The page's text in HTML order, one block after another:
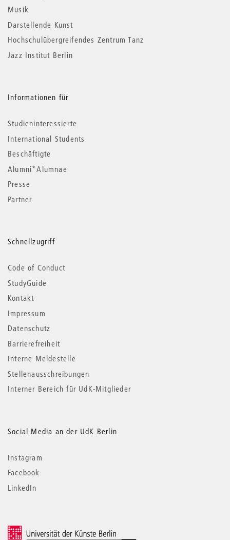
Musik
Darstellende Kunst
Hochschulübergreifendes Zentrum Tanz
Jazz Institut Berlin
Informationen für
Studieninteressierte
International Students
Beschäftigte
Alumni*Alumnae
Presse
Partner
Schnellzugriff
Code of Conduct
StudyGuide
Kontakt
Impressum
Datenschutz
Barrierefreiheit
Interne Meldestelle
Stellenausschreibungen
Interner Bereich für UdK-Mitglieder
Social Media an der UdK Berlin
Instagram
Facebook
LinkedIn
© 2026 Universität der Künste Berlin